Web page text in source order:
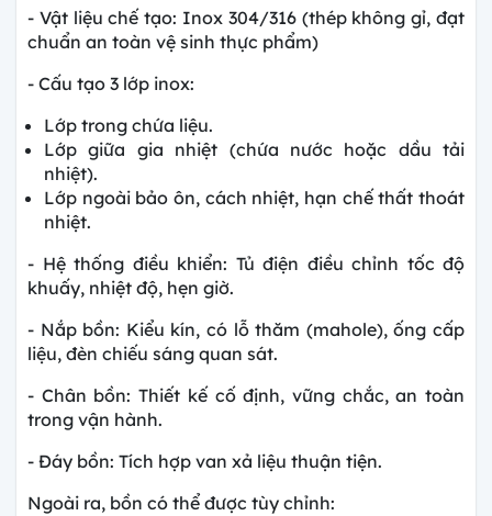
- Vật liệu chế tạo: Inox 304/316 (thép không gỉ, đạt
chuẩn an toàn vệ sinh thực phẩm)
- Cấu tạo 3 lớp inox:
Lớp trong chứa liệu.
Lớp giữa gia nhiệt (chứa nước hoặc dầu tải
nhiệt).
Lớp ngoài bảo ôn, cách nhiệt, hạn chế thất thoát
nhiệt.
- Hệ thống điều khiển: Tủ điện điều chỉnh tốc độ
khuấy, nhiệt độ, hẹn giờ.
- Nắp bồn: Kiểu kín, có lỗ thăm (mahole), ống cấp
liệu, đèn chiếu sáng quan sát.
- Chân bồn: Thiết kế cố định, vững chắc, an toàn
trong vận hành.
- Đáy bồn: Tích hợp van xả liệu thuận tiện.
Ngoài ra, bồn có thể được tùy chỉnh: